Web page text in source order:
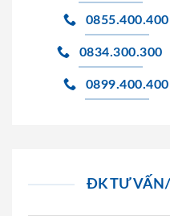
0855.400.400
0834.300.300
0899.400.400
ĐK TƯ